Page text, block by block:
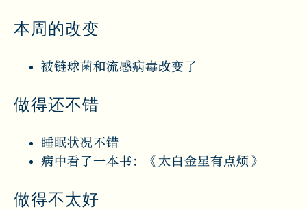
本周的改变
被链球菌和流感病毒改变了
做得还不错
睡眠状况不错
病中看了一本书：《太白金星有点烦》
做得不太好